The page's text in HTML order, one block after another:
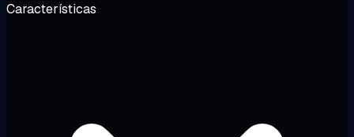
Características